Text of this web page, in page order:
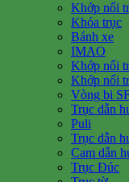
Khớp nối
Khóa trục
Bánh xe
IMAO
Khớp nối
Khớp nối
Vòng bi
Trục dẫn
Puli
Trục dẫn
Cam dẫn
Trục Đúc